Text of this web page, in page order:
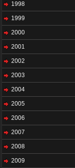
1998
1999
2000
2001
2002
2003
2004
2005
2006
2007
2008
2009